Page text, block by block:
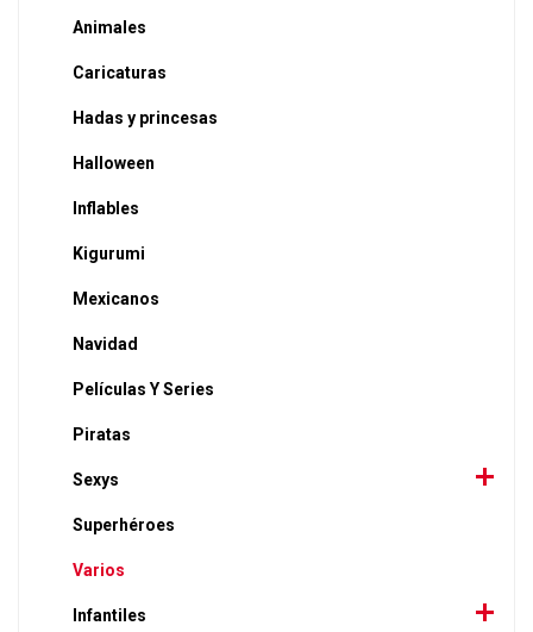
Animales
Caricaturas
Hadas y princesas
Halloween
Inflables
Kigurumi
Mexicanos
Navidad
Películas Y Series
Piratas
Sexys
Superhéroes
Varios
Infantiles